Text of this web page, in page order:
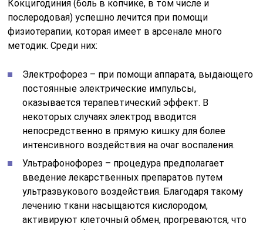
Кокцигодиния (боль в копчике, в том числе и
послеродовая) успешно лечится при помощи
физиотерапии, которая имеет в арсенале много
методик. Среди них:
Электрофорез – при помощи аппарата, выдающего
постоянные электрические импульсы,
оказывается терапевтический эффект. В
некоторых случаях электрод вводится
непосредственно в прямую кишку для более
интенсивного воздействия на очаг воспаления.
Ультрафонофорез – процедура предполагает
введение лекарственных препаратов путем
ультразвукового воздействия. Благодаря такому
лечению ткани насыщаются кислородом,
активируют клеточный обмен, прогреваются, что